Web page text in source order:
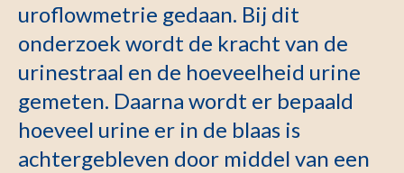
uroflowmetrie gedaan. Bij dit
onderzoek wordt de kracht van de
urinestraal en de hoeveelheid urine
gemeten. Daarna wordt er bepaald
hoeveel urine er in de blaas is
achtergebleven door middel van een